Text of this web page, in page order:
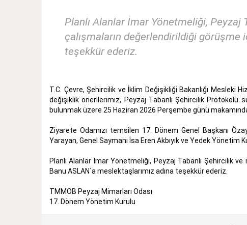
Planlı Alanlar İmar Yönetmeliği,
çalışmaların değerlendirildiği görüşme
teşekkür ederiz.
T.C. Çevre, Şehircilik ve İklim Değişikliği Bakanlığı Mesleki
değişiklik önerilerimiz, Peyzaj Tabanlı Şehircilik
bulunmak üzere 25 Haziran 2026 Perşembe günü
Ziyarete Odamızı temsilen 17. Dönem Genel Başkanı
Yarayan, Genel Saymanı İsa Eren Akbıyık ve Yedek Yönetim
Planlı Alanlar İmar Yönetmeliği, Peyzaj Tabanlı Şehircilik
Banu ASLAN`a meslektaşlarımız adına teşekkür ederiz.
TMMOB Peyzaj Mimarları Odası
17. Dönem Yönetim Kurulu